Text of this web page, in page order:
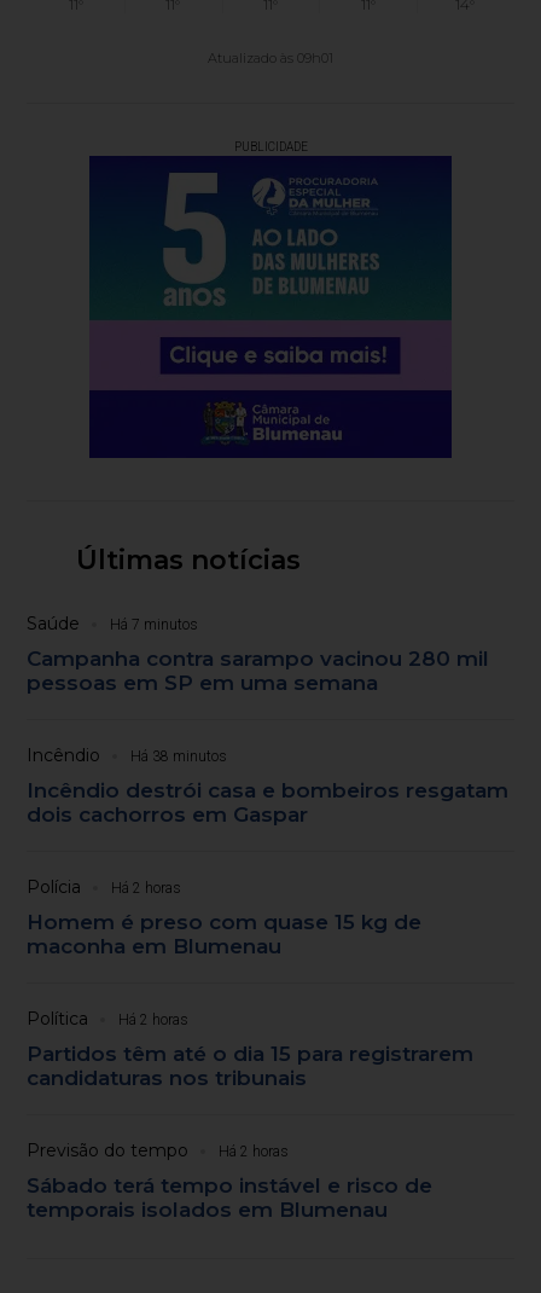
11°
11°
11°
11°
14°
Atualizado às 09h01
PUBLICIDADE
Últimas notícias
Saúde Há 7 minutos
Campanha contra sarampo vacinou 280 mil
pessoas em SP em uma semana
Incêndio Há 38 minutos
Incêndio destrói casa e bombeiros resgatam
dois cachorros em Gaspar
Polícia Há 2 horas
Homem é preso com quase 15 kg de
maconha em Blumenau
Política Há 2 horas
Partidos têm até o dia 15 para registrarem
candidaturas nos tribunais
Previsão do tempo Há 2 horas
Sábado terá tempo instável e risco de
temporais isolados em Blumenau